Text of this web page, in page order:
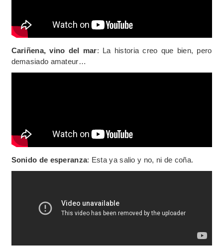
Cariñena, vino del mar: La historia creo que bien, pero
demasiado amateur…
Sonido de esperanza: Esta ya salio y no, ni de coña.